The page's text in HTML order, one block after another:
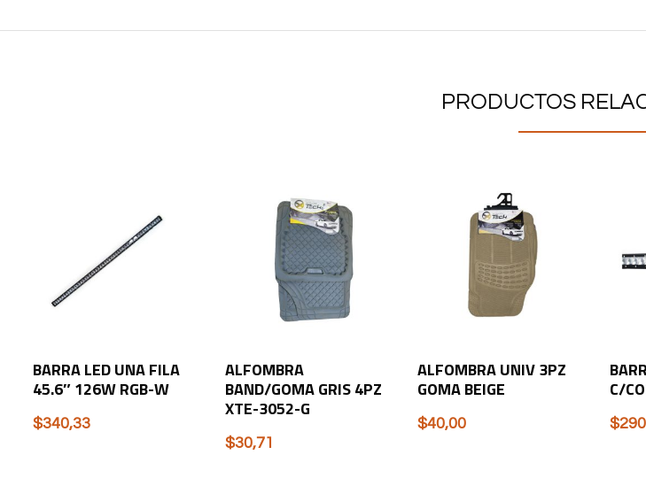
PRODUCTOS
BARRA LED UNA FILA
45.6″ 126W RGB-W
$340,33
ALFOMBRA
BAND/GOMA GRIS 4PZ
XTE-3052-G
$30,71
ALFOMBRA UNIV 3PZ
GOMA BEIGE
$40,00
C/
$